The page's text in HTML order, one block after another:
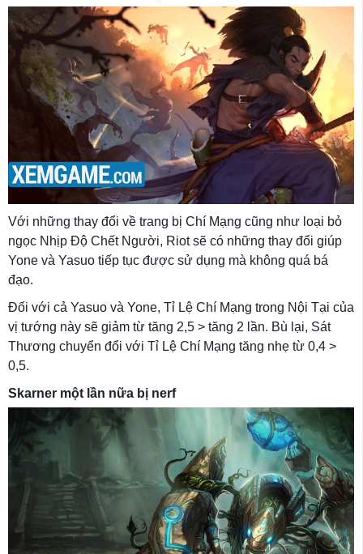
Với những thay đổi về trang bị Chí Mạng cũng như loại bỏ
ngọc Nhịp Độ Chết Người, Riot sẽ có những thay đổi giúp
Yone và Yasuo tiếp tục được sử dụng mà không quá bá
đạo.
Đối với cả Yasuo và Yone, Tỉ Lệ Chí Mạng trong Nội Tại của
vị tướng này sẽ giảm từ tăng 2,5 > tăng 2 lần. Bù lại, Sát
Thương chuyển đổi với Tỉ Lệ Chí Mạng tăng nhẹ từ 0,4 >
0,5.
Skarner một lần nữa bị nerf